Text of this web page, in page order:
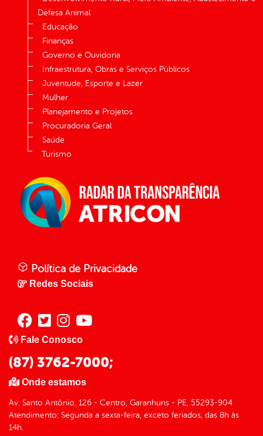
Defesa Animal
Educação
Finanças
Governo e Ouvidoria
Infraestrutura, Obras e Serviços Públicos
Juventude, Esporte e Lazer
Mulher
Planejamento e Projetos
Procuradoria Geral
Saúde
Turismo
Política de Privacidade
Redes Sociais
Fale Conosco
(87) 3762-7000;
Onde estamos
Av. Santo Antônio, 126 - Centro, Garanhuns - PE, 55293-904
Atendimento: Segunda a sexta-feira, exceto feriados, das 8h às
14h.